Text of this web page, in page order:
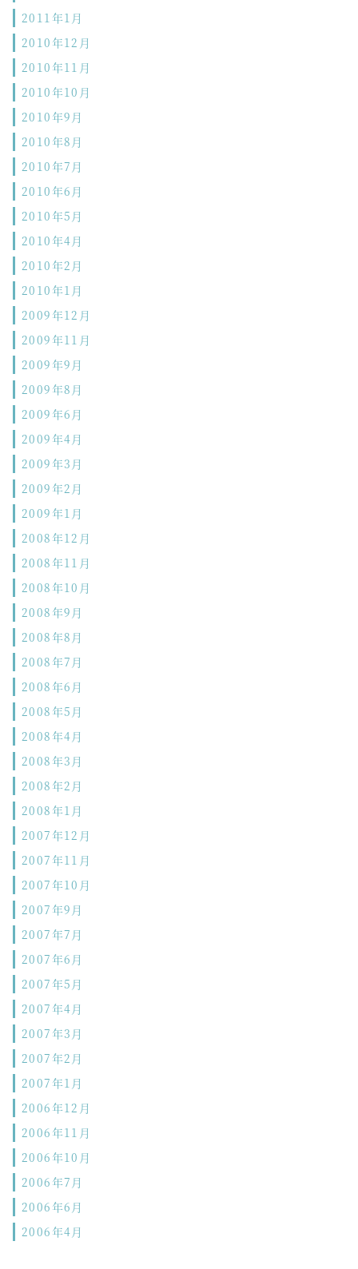
2011年1月
2010年12月
2010年11月
2010年10月
2010年9月
2010年8月
2010年7月
2010年6月
2010年5月
2010年4月
2010年2月
2010年1月
2009年12月
2009年11月
2009年9月
2009年8月
2009年6月
2009年4月
2009年3月
2009年2月
2009年1月
2008年12月
2008年11月
2008年10月
2008年9月
2008年8月
2008年7月
2008年6月
2008年5月
2008年4月
2008年3月
2008年2月
2008年1月
2007年12月
2007年11月
2007年10月
2007年9月
2007年7月
2007年6月
2007年5月
2007年4月
2007年3月
2007年2月
2007年1月
2006年12月
2006年11月
2006年10月
2006年7月
2006年6月
2006年4月